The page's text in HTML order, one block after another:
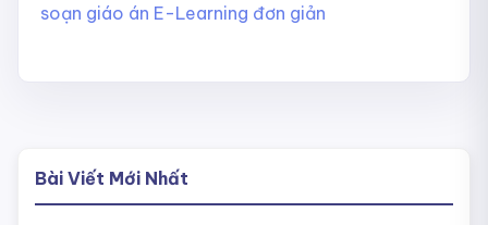
soạn giáo án E-Learning đơn giản
Bài Viết Mới Nhất